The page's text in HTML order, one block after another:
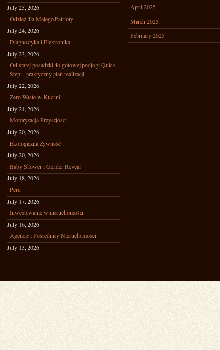
July 25, 2026
Odzież dla Małego Patrioty
July 24, 2026
Diagnostyka i Elektronika
July 23, 2026
Od starej posadzki do gotowej podłogi Quick-
Step – praktyczny plan realizacji
July 22, 2026
Zero Waste w Kuchni
July 21, 2026
Motoryzacja Przyszłości
July 20, 2026
Ekologiczna Żywność
July 20, 2026
Baby Shower i Gender Reveal
July 18, 2026
Peru
July 17, 2026
Inwestowanie w nieruchomości
July 16, 2026
Agencje i Pośrednicy Nieruchomości
July 13, 2026
April 2025
March 2025
February 2025